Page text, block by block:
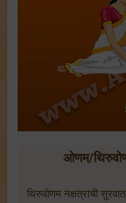
ओणम/
थिरुवोणम नक्षत्राची